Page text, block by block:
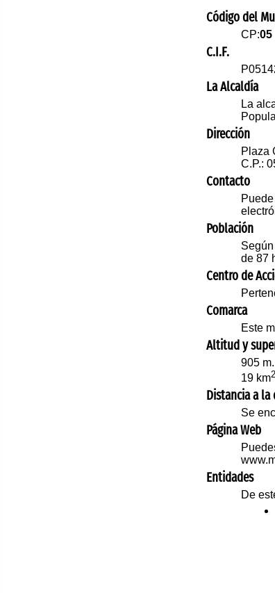
Código del
CP:05
C.I.F.
La Alcaldía
La
Dirección
Plaza
C.P.:
Contacto
Población
de 87
Centro de
Comarca
Este
Altitud y
905
19 km2
Distancia a la
Se
Página Web
Entidades
De